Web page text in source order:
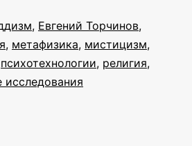
, Евгений Торчинов,
, метафизика, мистицизм,
психотехнологии, религия,
исследования